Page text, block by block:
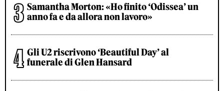
Samantha Morton: «Ho finito ‘Odissea’ un
anno fa e da allora non lavoro»
Gli U2 riscrivono ‘Beautiful Day’ al
funerale di Glen Hansard